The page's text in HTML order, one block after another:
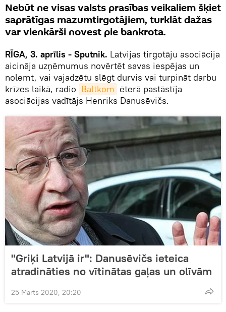
Nebūt ne visas valsts prasības veikaliem šķiet
saprātīgas mazumtirgotājiem, turklāt dažas
var vienkārši novest pie bankrota.
RĪGA, 3. aprīlis - Sputnik. Latvijas tirgotāju asociācija
aicināja uzņēmumus novērtēt savas iespējas un
nolemt, vai vajadzētu slēgt durvis vai turpināt darbu
krīzes laikā, radio Baltkom ēterā pastāstīja
asociācijas vadītājs Henriks Danusēvičs.
"Griķi Latvijā ir": Danusēvičs ieteica
atradināties no vītinātas gaļas un olīvām
25 Marts 2020, 20:20